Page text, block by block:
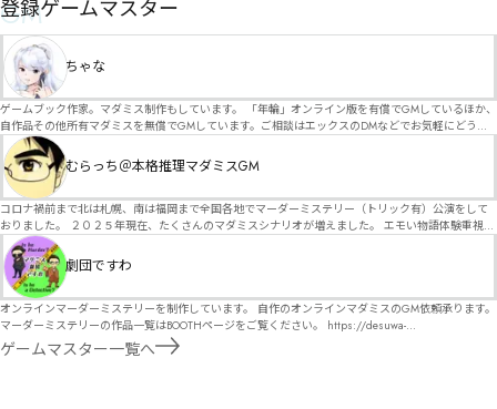
GM
登録ゲームマスター
ちゃな
ゲームブック作家。マダミス制作もしています。 「年輪」オンライン版を有償でGMしているほか、
自作品その他所有マダミスを無償でGMしています。ご相談はエックスのDMなどでお気軽にどう
ぞ。
むらっち＠本格推理マダミスGM
コロナ禍前まで北は札幌、南は福岡まで全国各地でマーダーミステリー（トリック有）公演をして
おりました。 ２０２５年現在、たくさんのマダミスシナリオが増えました。 エモい物語体験重視の
シナリオがマダミス・マーダーミステリーというジャンル名でたくさんあるため、そのようなシナ
リオは簡単に遊べます。 しかし、２～３時間ずっと考え＆議論して、見たことないトリックが解け
る閃きや犯人として逃げ切る楽しみのある本格推理マーダーミステリーを見つけることが難しくな
劇団ですわ
オンラインマーダーミステリーを制作しています。 自作のオンラインマダミスのGM依頼承ります。
マーダーミステリーの作品一覧はBOOTHページをご覧ください。 https://desuwa-
madamisu.booth.pm/ 以下注意事項をご一読、同意の上で、予約フォームからご連絡ください。
■GM依頼の注意事項■ ①依頼をする作品のＢＯＯＴＨの概要を確認した上で、依頼してくださ
ゲームマスター一覧へ